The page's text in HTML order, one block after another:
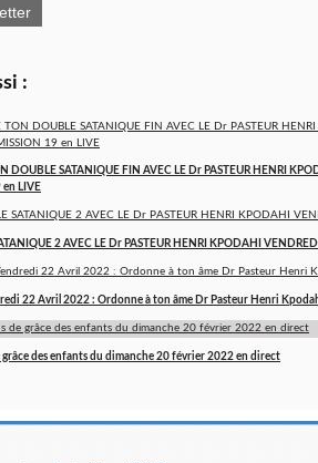
:
DOUBLE SATANIQUE FIN AVEC LE Dr PASTEUR HENRI
en LIVE
2 AVEC LE Dr PASTEUR HENRI KPODAHI
22 Avril 2022 : Ordonne à ton âme Dr Pasteur Henri
des enfants du dimanche 20 février 2022 en direct